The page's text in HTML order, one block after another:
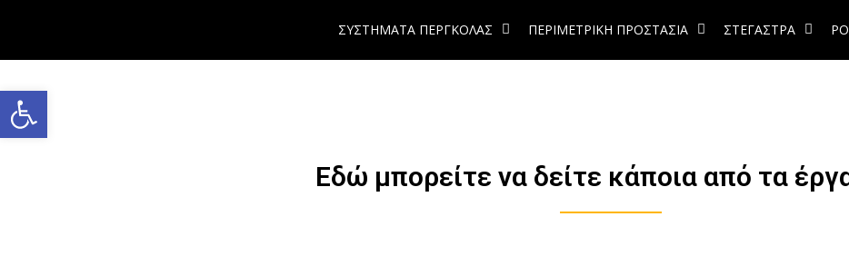
ΣΥΣΤΗΜΑΤΑ ΠΕΡΓΚΟΛΑΣ ΠΕΡΙΜΕΤΡΙΚΗ ΠΡΟΣΤΑΣΙΑ ΣΤΕΓΑΣΤΡΑ
Εδώ μπορείτε να δείτε κάποια από τα
Ανοίξτε τη γραμμή εργαλείων